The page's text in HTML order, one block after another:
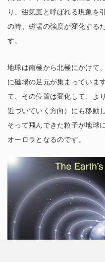
り、磁気嵐と呼ばれる現象を
の時、磁場の強度が変化する
す。
地球は南極から北極にかけて
に磁場の足元が集まっていま
て、その位置は変化して、よ
近づいていく方向）にも移動
そって飛んできた粒子が地球
オーロラとなるのです。